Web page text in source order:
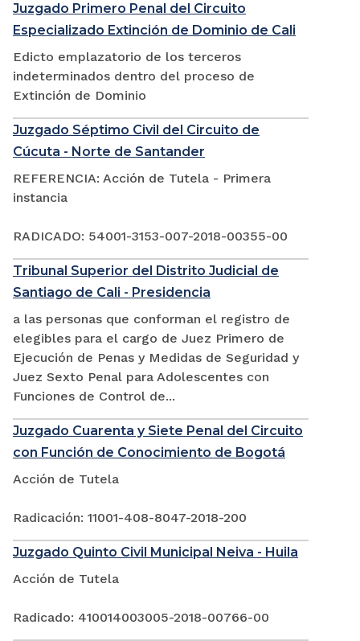
Juzgado Primero Penal del Circuito
Especializado Extinción de Dominio de Cali
Edicto emplazatorio de los terceros
indeterminados dentro del proceso de
Extinción de Dominio
Juzgado Séptimo Civil del Circuito de
Cúcuta - Norte de Santander
REFERENCIA: Acción de Tutela - Primera
instancia
RADICADO: 54001-3153-007-2018-00355-00
Tribunal Superior del Distrito Judicial de
Santiago de Cali - Presidencia
a las personas que conforman el registro de
elegibles para el cargo de Juez Primero de
Ejecución de Penas y Medidas de Seguridad y
Juez Sexto Penal para Adolescentes con
Funciones de Control de...
Juzgado Cuarenta y Siete Penal del Circuito
con Función de Conocimiento de Bogotá
Acción de Tutela
Radicación: 11001-408-8047-2018-200
Juzgado Quinto Civil Municipal Neiva - Huila
Acción de Tutela
Radicado: 410014003005-2018-00766-00